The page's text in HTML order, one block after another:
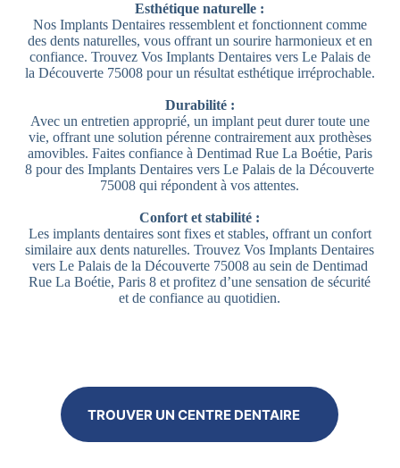
Esthétique naturelle :
Nos Implants Dentaires ressemblent et fonctionnent comme
des dents naturelles, vous offrant un sourire harmonieux et en
confiance. Trouvez Vos Implants Dentaires vers Le Palais de
la Découverte 75008 pour un résultat esthétique irréprochable.
Durabilité :
Avec un entretien approprié, un implant peut durer toute une
vie, offrant une solution pérenne contrairement aux prothèses
amovibles. Faites confiance à Dentimad Rue La Boétie, Paris
8 pour des Implants Dentaires vers Le Palais de la Découverte
75008 qui répondent à vos attentes.
Confort et stabilité :
Les implants dentaires sont fixes et stables, offrant un confort
similaire aux dents naturelles. Trouvez Vos Implants Dentaires
vers Le Palais de la Découverte 75008 au sein de Dentimad
Rue La Boétie, Paris 8 et profitez d’une sensation de sécurité
et de confiance au quotidien.
TROUVER UN CENTRE DENTAIRE